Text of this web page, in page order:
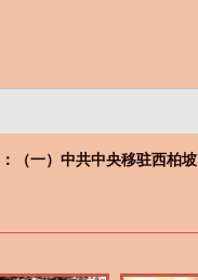
（一）中共中央移驻西柏坡